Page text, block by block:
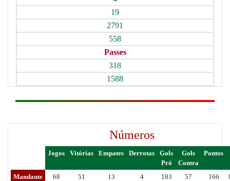
19
2791
558
Passes
318
1588
Números
Jogos Vitórias Empates Derrotas
Gols
Pró
Gols
Contra
Pontos
Mandante 68 51 13 4 183 57 166